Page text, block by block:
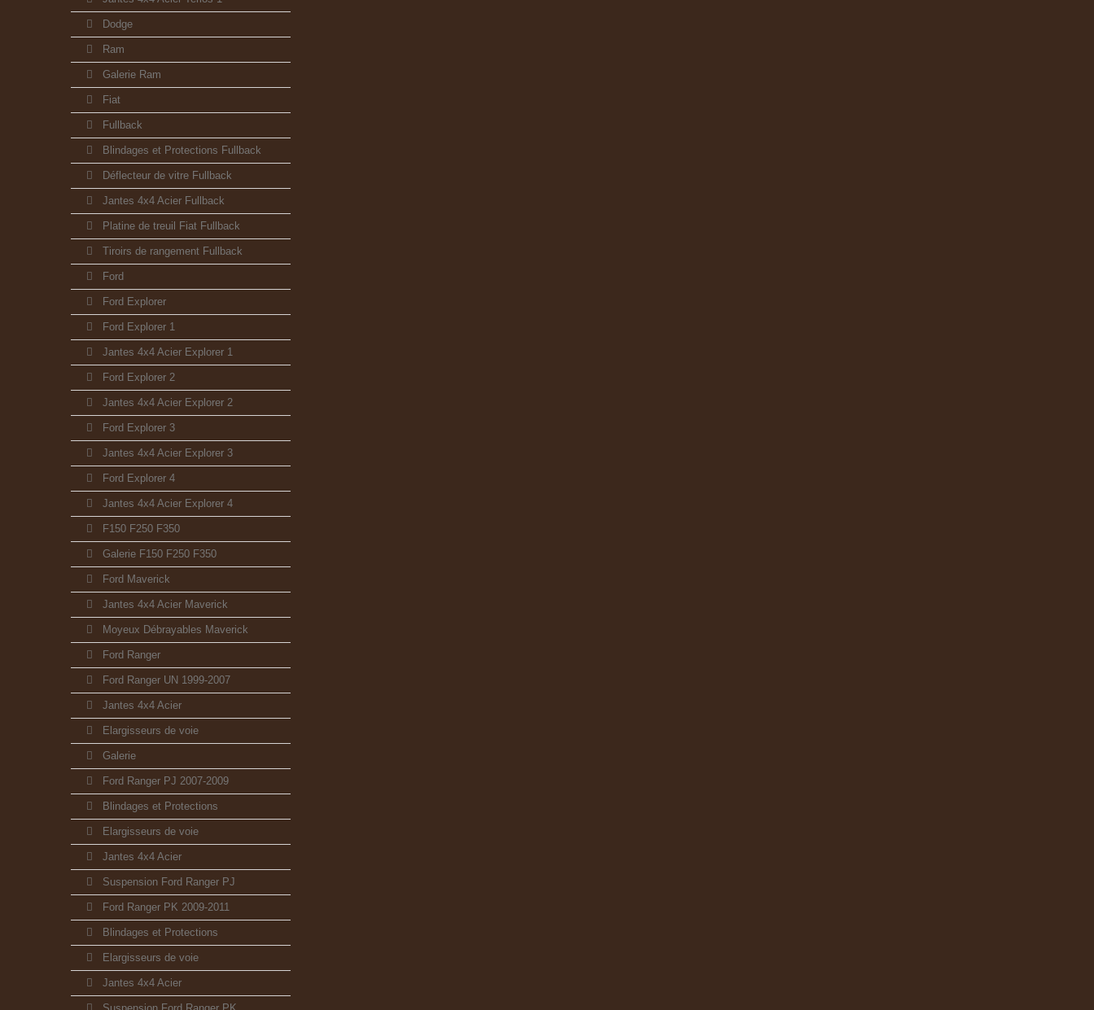
Dodge
Ram
Galerie Ram
Fiat
Fullback
Blindages et Protections Fullback
Déflecteur de vitre Fullback
Jantes 4x4 Acier Fullback
Platine de treuil Fiat Fullback
Tiroirs de rangement Fullback
Ford
Ford Explorer
Ford Explorer 1
Jantes 4x4 Acier Explorer 1
Ford Explorer 2
Jantes 4x4 Acier Explorer 2
Ford Explorer 3
Jantes 4x4 Acier Explorer 3
Ford Explorer 4
Jantes 4x4 Acier Explorer 4
F150 F250 F350
Galerie F150 F250 F350
Ford Maverick
Jantes 4x4 Acier Maverick
Moyeux Débrayables Maverick
Ford Ranger
Ford Ranger UN 1999-2007
Jantes 4x4 Acier
Elargisseurs de voie
Galerie
Ford Ranger PJ 2007-2009
Blindages et Protections
Elargisseurs de voie
Jantes 4x4 Acier
Suspension Ford Ranger PJ
Ford Ranger PK 2009-2011
Blindages et Protections
Elargisseurs de voie
Jantes 4x4 Acier